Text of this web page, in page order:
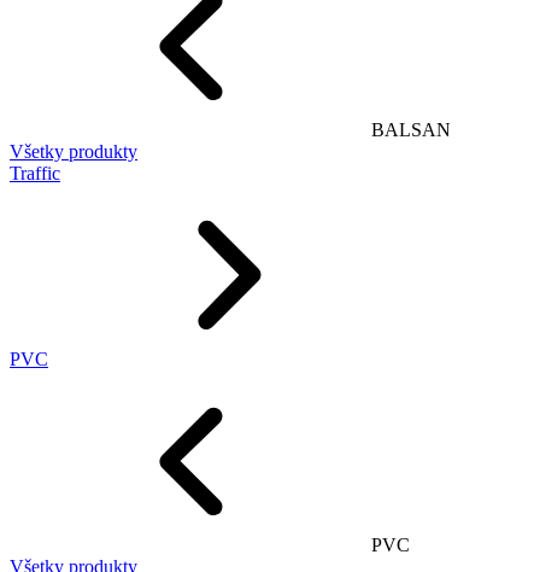
BALSAN
Všetky produkty
Traffic
PVC
PVC
Všetky produkty